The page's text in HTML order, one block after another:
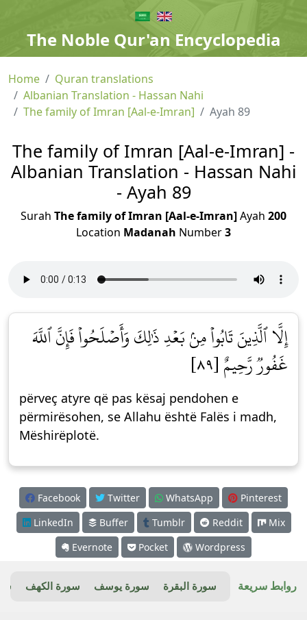
The Noble Qur'an Encyclopedia
Home
Quran translations
Albanian Translation - Hassan Nahi
The family of Imran [Aal-e-Imran]
Ayah 89
The family of Imran [Aal-e-Imran] -
Albanian Translation - Hassan Nahi
- Ayah 89
Surah The family of Imran [Aal-e-Imran]Ayah 200
Location Madanah Number3
إِلَّا ٱلَّذِينَ تَابُواْ مِنۢ بَعۡدِ ذَٰلِكَ وَأَصۡلَحُواْ فَإِنَّ ٱللَّهَ
غَفُورٞ رَّحِيمٌ [٨٩]
përveç atyre që pas kësaj pendohen e
përmirësohen, se Allahu është Falës i madh,
Mëshirëplotë.
Facebook Twitter WhatsApp
Pinterest
LinkedIn
Buffer Tumblr Reddit
Mix
Evernote
Pocket Wordpress
روابط سريعة سورة البقرة سورة يوسف سورة الكهف